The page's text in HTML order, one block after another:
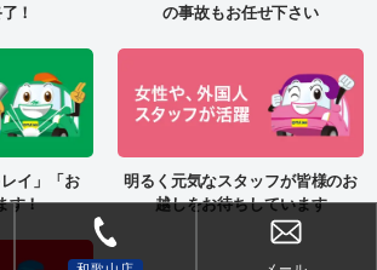
！
の事故もお任せ下さい
イ」「お
す！
明るく元気なスタッフが皆様のお
越しをお待ちしています